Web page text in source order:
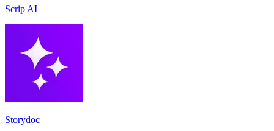
Scrip AI
Storydoc